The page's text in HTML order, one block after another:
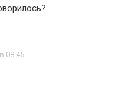
08:45